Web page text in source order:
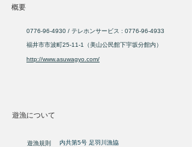
概要
0776-96-4930 / テレホンサービス : 0776-96-4933
福井市市波町25-11-1（美山公民館下宇坂分館内）
http://www.asuwagyo.com/
遊漁について
​内共第5号 足羽川漁協
遊漁規則